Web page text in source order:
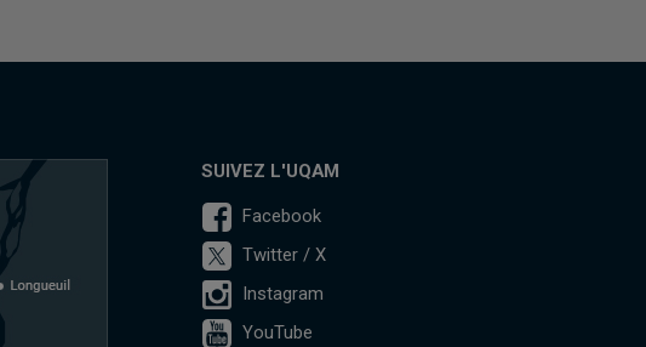
SUIVEZ L'UQAM
Facebook
Twitter / X
Instagram
YouTube